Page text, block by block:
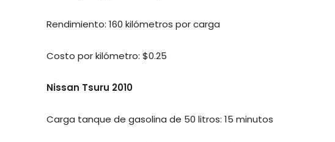
Rendimiento: 160 kilómetros por carga
Costo por kilómetro: $0.25
Nissan Tsuru 2010
Carga tanque de gasolina de 50 litros: 15 minutos